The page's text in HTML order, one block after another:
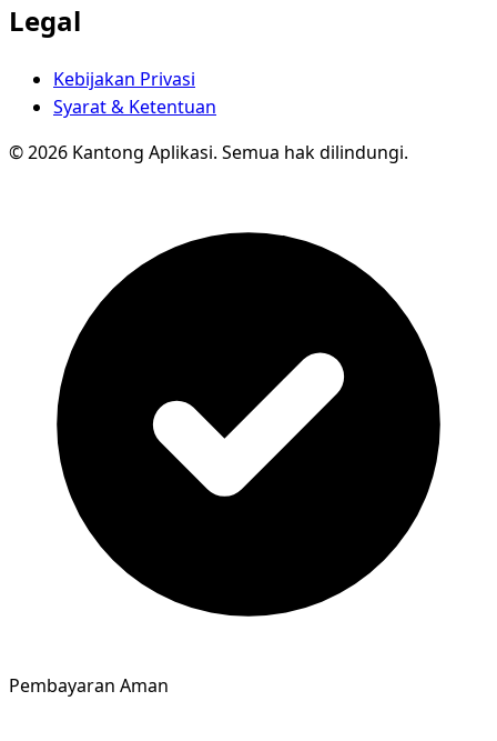
Legal
Kebijakan Privasi
Syarat & Ketentuan
© 2026 Kantong Aplikasi. Semua hak dilindungi.
Pembayaran Aman